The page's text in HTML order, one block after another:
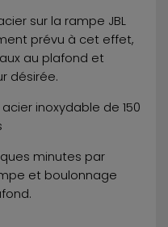
sur la rampe JBL
prévu à cet effet,
au plafond et
désirée.
inoxydable de 150
minutes par
et boulonnage